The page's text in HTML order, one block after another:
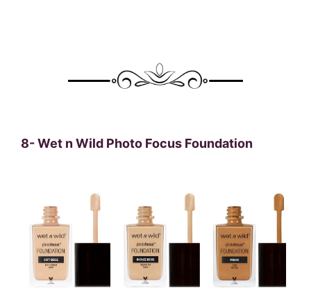
8-Wet n Wild Photo Focus Foundation